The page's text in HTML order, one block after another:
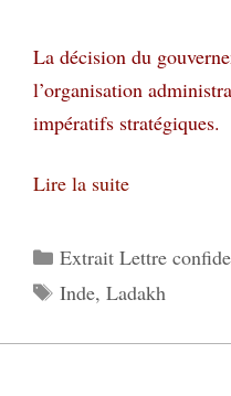
La décision du
l’organisation
impératifs stratégiques.
Lire la suite
Catégories
Extrait Lettre
Étiquettes
Inde, Ladakh